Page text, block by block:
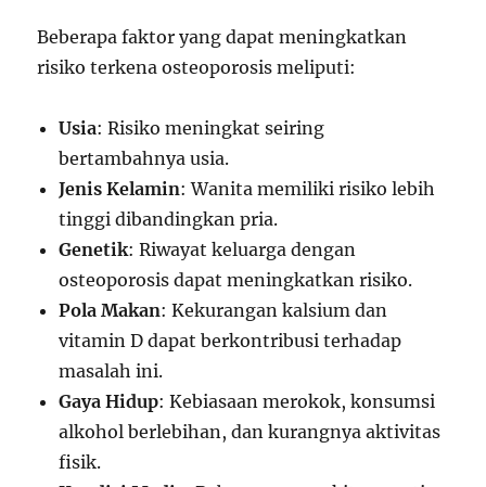
Beberapa faktor yang dapat meningkatkan
risiko terkena osteoporosis meliputi:
Usia: Risiko meningkat seiring
bertambahnya usia.
Jenis Kelamin: Wanita memiliki risiko lebih
tinggi dibandingkan pria.
Genetik: Riwayat keluarga dengan
osteoporosis dapat meningkatkan risiko.
Pola Makan: Kekurangan kalsium dan
vitamin D dapat berkontribusi terhadap
masalah ini.
Gaya Hidup: Kebiasaan merokok, konsumsi
alkohol berlebihan, dan kurangnya aktivitas
fisik.